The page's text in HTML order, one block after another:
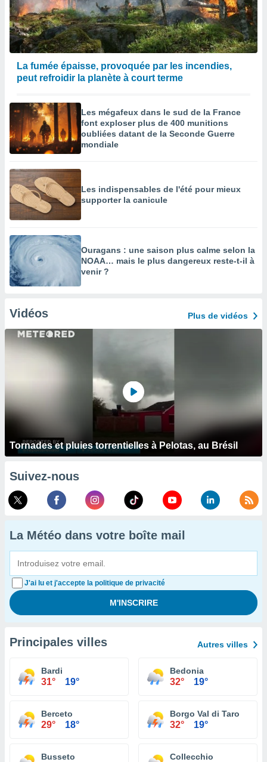
La fumée épaisse, provoquée par les incendies,
peut refroidir la planète à court terme
Les mégafeux dans le sud de la France
font exploser plus de 400 munitions
oubliées datant de la Seconde Guerre
mondiale
Les indispensables de l'été pour mieux
supporter la canicule
Ouragans : une saison plus calme selon la
NOAA… mais le plus dangereux reste-t-il à
venir ?
Vidéos Plus de vidéos
Tornades et pluies torrentielles à Pelotas, au Brésil
Suivez-nous
La Météo dans votre boîte mail
J'ai lu et j'accepte la politique de privacité
Principales villes Autres villes
Bardi
31° 19°
Bedonia
32° 19°
Berceto
29° 18°
Borgo Val di Taro
32° 19°
Busseto Collecchio